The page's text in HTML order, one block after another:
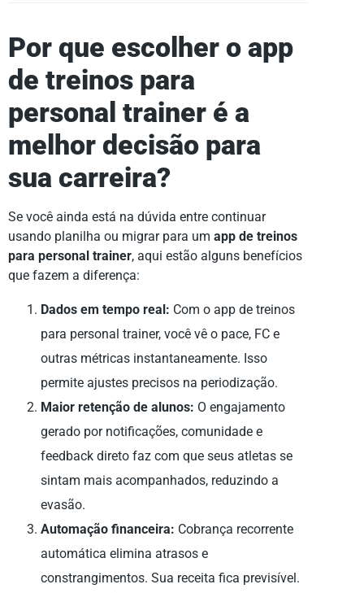
Por que escolher o app
de treinos para
personal trainer é a
melhor decisão para
sua carreira?
Se você ainda está na dúvida entre continuar
usando planilha ou migrar para um app de treinos
para personal trainer, aqui estão alguns benefícios
que fazem a diferença:
Dados em tempo real: Com o app de treinos
para personal trainer, você vê o pace, FC e
outras métricas instantaneamente. Isso
permite ajustes precisos na periodização.
Maior retenção de alunos: O engajamento
gerado por notificações, comunidade e
feedback direto faz com que seus atletas se
sintam mais acompanhados, reduzindo a
evasão.
Automação financeira: Cobrança recorrente
automática elimina atrasos e
constrangimentos. Sua receita fica previsível.